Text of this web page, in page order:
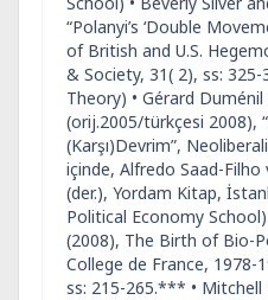
“Polanyi’s ‘Double
of British and U.S.
& Society, 31( 2), ss:
Theory) • Gérard
(orij.2005/türkçesi 2008),
(Karşı)Devrim”,
içinde, Alfredo Saad-
(der.), Yordam Kitap,
Political Economy
(2008), The Birth of Bio-
College de France, 1978-
ss: 215-265.*** • Mitchell